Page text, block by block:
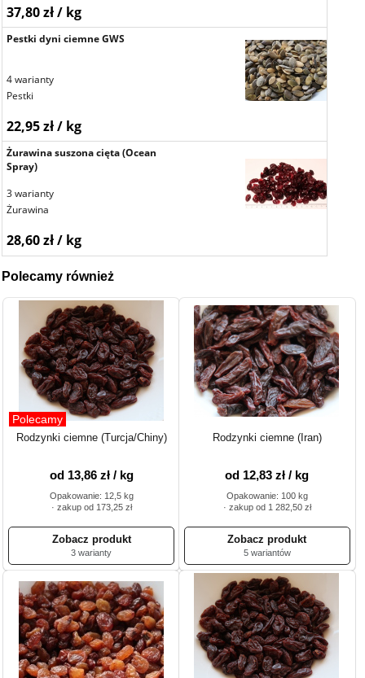
37,80 zł / kg
Pestki dyni ciemne GWS
4 warianty
Pestki
22,95 zł / kg
Żurawina suszona cięta (Ocean
Spray)
3 warianty
Żurawina
28,60 zł / kg
Polecamy również
Polecamy
Rodzynki ciemne (Turcja/Chiny)
od 13,86 zł / kg
Opakowanie: 12,5 kg
· zakup od 173,25 zł
3 warianty
Rodzynki ciemne (Iran)
od 12,83 zł / kg
Opakowanie: 100 kg
· zakup od 1 282,50 zł
5 wariantów